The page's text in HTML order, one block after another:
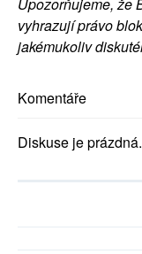
Upozorňujeme, že
vyhrazují právo
jakémukoliv
Komentáře
Diskuse je prázdná.